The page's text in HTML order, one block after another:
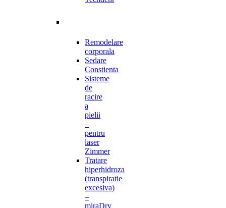
Remodelare
corporala
Sedare
Constienta
Sisteme
de
racire
a
pielii
–
pentru
laser
Zimmer
Tratare
hiperhidroza
(transpiratie
excesiva)
–
miraDry